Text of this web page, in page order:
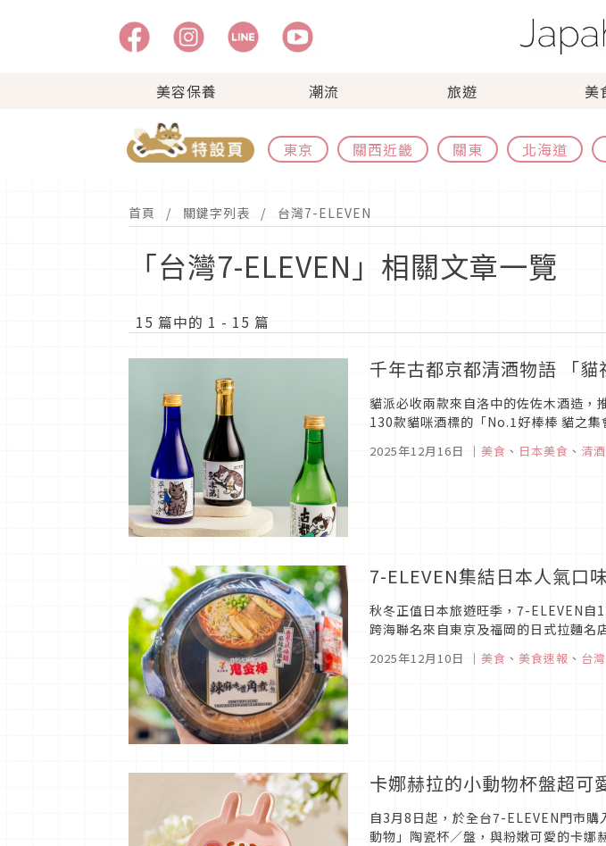
美容保養 潮流 旅遊 美
東京 關西近畿 關東 北海道
首頁 關鍵字列表 台灣7-ELEVEN
「台灣7-ELEVEN」相關文章一覽
15 篇中的 1 - 15 篇
千年古都京都清酒物語 「
貓派必收兩款來自洛中的佐佐木酒造，
130款貓咪酒標的「No.1好棒棒 貓之
2025年12月16日 ｜ 美食 、 日本美食 、 清酒
7-ELEVEN集結日本人氣口
秋冬正值日本旅遊旺季，7-ELEVEN自
跨海聯名來自東京及福岡的日式拉麵
2025年12月10日 ｜ 美食 、 美食速報 、 台
卡娜赫拉的小動物杯盤超
自3月8日起，於全台7-ELEVEN門市
動物」陶瓷杯／盤，與粉嫩可愛的卡